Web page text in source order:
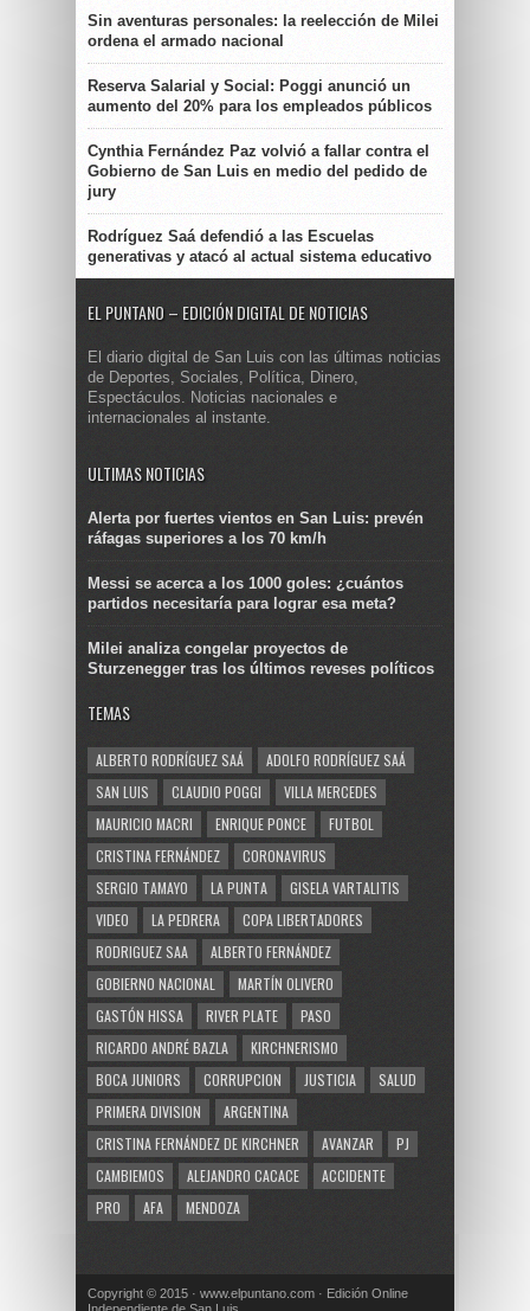
Sin aventuras personales: la reelección de Milei
ordena el armado nacional
Reserva Salarial y Social: Poggi anunció un
aumento del 20% para los empleados públicos
Cynthia Fernández Paz volvió a fallar contra el
Gobierno de San Luis en medio del pedido de
jury
Rodríguez Saá defendió a las Escuelas
generativas y atacó al actual sistema educativo
EL PUNTANO – EDICIÓN DIGITAL DE NOTICIAS
El diario digital de San Luis con las últimas noticias
de Deportes, Sociales, Política, Dinero,
Espectáculos. Noticias nacionales e
internacionales al instante.
ULTIMAS NOTICIAS
Alerta por fuertes vientos en San Luis: prevén
ráfagas superiores a los 70 km/h
Messi se acerca a los 1000 goles: ¿cuántos
partidos necesitaría para lograr esa meta?
Milei analiza congelar proyectos de
Sturzenegger tras los últimos reveses políticos
TEMAS
ALBERTO RODRÍGUEZ SAÁ
ADOLFO RODRÍGUEZ SAÁ
SAN LUIS
CLAUDIO POGGI
VILLA MERCEDES
MAURICIO MACRI
ENRIQUE PONCE
FUTBOL
CRISTINA FERNÁNDEZ
CORONAVIRUS
SERGIO TAMAYO
LA PUNTA
GISELA VARTALITIS
VIDEO
LA PEDRERA
COPA LIBERTADORES
RODRIGUEZ SAA
ALBERTO FERNÁNDEZ
GOBIERNO NACIONAL
MARTÍN OLIVERO
GASTÓN HISSA
RIVER PLATE
PASO
RICARDO ANDRÉ BAZLA
KIRCHNERISMO
BOCA JUNIORS
CORRUPCION JUSTICIA
SALUD
PRIMERA DIVISION
ARGENTINA
CRISTINA FERNÁNDEZ DE KIRCHNER
AVANZAR
PJ
CAMBIEMOS
ALEJANDRO CACACE
ACCIDENTE
PRO
AFA MENDOZA
Copyright © 2015 · www.elpuntano.com · Edición Online